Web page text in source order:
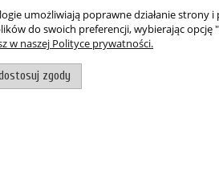
umożliwiają poprawne działanie
do swoich preferencji, wybierając opcję
w naszej Polityce prywatności.
zgody